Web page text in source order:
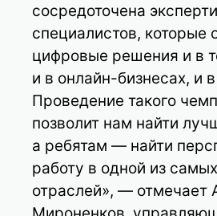
сосредоточена
специалистов, которые
цифровые решения и в
и в онлайн-бизнесах, и
Проведение такого
позволит нам найти
а ребятам — найти
работу в одной из
отраслей», — отмечает